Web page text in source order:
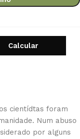
cientídtas foram
Num abuso
por alguns